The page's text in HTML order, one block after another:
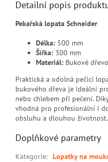
Detailní popis
Pekařská lopata Schneider
Délka: 500 mm
Šířka: 300 mm
Materiál: Bukové dřevo
Praktická a odolná pečicí
bukového dřeva je ideální
nebo chlebem při pečení.
vhodná pro profesionální i
obsluhu a dlouhou životnost.
Doplňkové parametry
Kategorie: Lopatky na